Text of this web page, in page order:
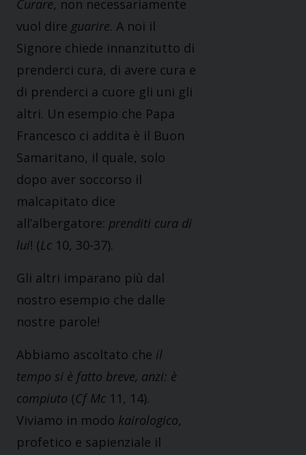
Curare, non necessariamente
vuol dire guarire. A noi il
Signore chiede innanzitutto di
prenderci cura, di avere cura e
di prenderci a cuore gli uni gli
altri. Un esempio che Papa
Francesco ci addita è il Buon
Samaritano, il quale, solo
dopo aver soccorso il
malcapitato dice
all’albergatore: prenditi cura di
lui! (Lc 10, 30-37).
Gli altri imparano più dal
nostro esempio che dalle
nostre parole!
Abbiamo ascoltato che il
tempo si è fatto breve, anzi: è
compiuto (Cf Mc 11, 14).
Viviamo in modo kairologico,
profetico e sapienziale il